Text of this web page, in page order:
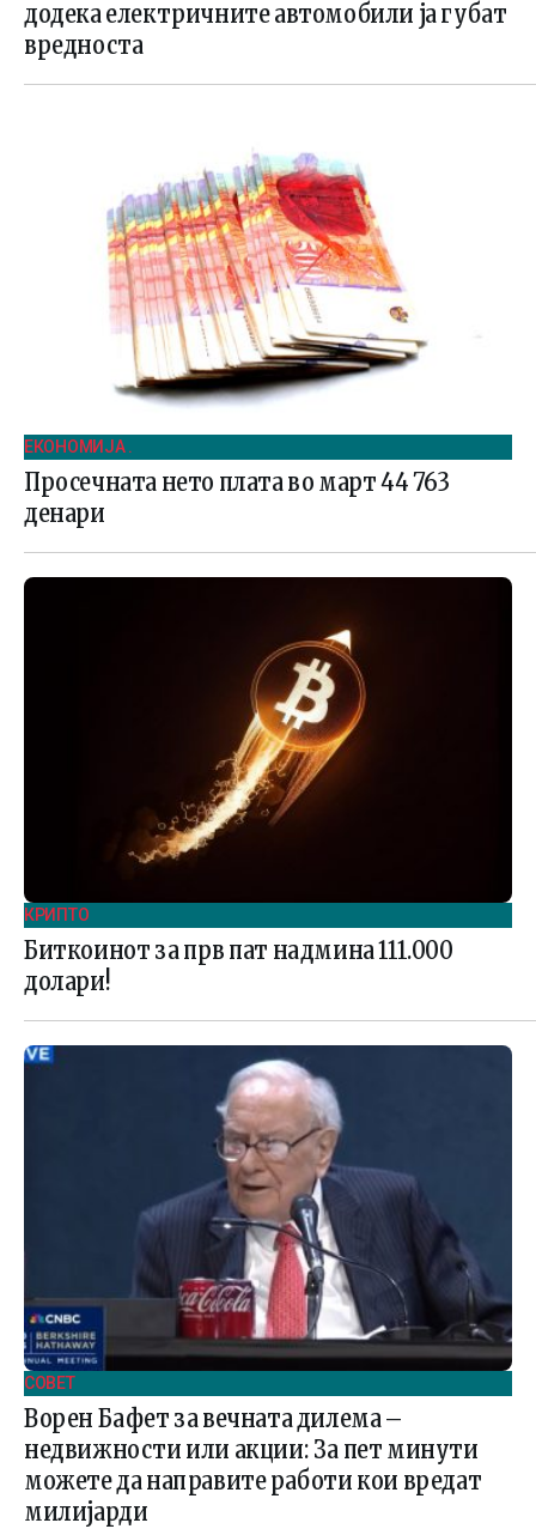
додека електричните автомобили ја губат
вредноста
ЕКОНОМИЈА .
Просечната нето плата во март 44 763
денари
КРИПТО
Биткоинот за прв пат надмина 111.000
долари!
СОВЕТ
Ворен Бафет за вечната дилема –
недвижности или акции: За пет минути
можете да направите работи кои вредат
милијарди